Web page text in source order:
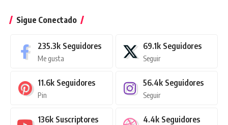
Sigue Conectado
235.3k Seguidores
Me gusta
69.1k Seguidores
Seguir
11.6k Seguidores
Pin
56.4k Seguidores
Seguir
136k Suscriptores 4.4k Seguidores